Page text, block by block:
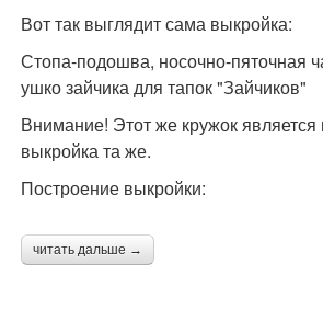
Вот так выглядит сама выкройка:
Стопа-подошва, носочно-пяточная
ушко зайчика для тапок "Зайчиков"
Внимание! Этот же кружок является
выкройка та же.
Построение выкройки:
читать дальше →